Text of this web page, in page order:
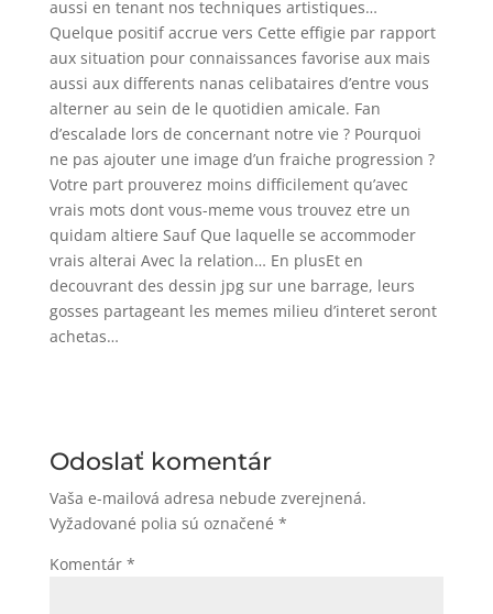
aussi en tenant nos techniques artistiques…
Quelque positif accrue vers Cette effigie par rapport
aux situation pour connaissances favorise aux mais
aussi aux differents nanas celibataires d’entre vous
alterner au sein de le quotidien amicale. Fan
d’escalade lors de concernant notre vie ? Pourquoi
ne pas ajouter une image d’un fraiche progression ?
Votre part prouverez moins difficilement qu’avec
vrais mots dont vous-meme vous trouvez etre un
quidam altiere Sauf Que laquelle se accommoder
vrais alterai Avec la relation… En plusEt en
decouvrant des dessin jpg sur une barrage, leurs
gosses partageant les memes milieu d’interet seront
achetas…
Odoslať komentár
Vaša e-mailová adresa nebude zverejnená.
Vyžadované polia sú označené *
Komentár *